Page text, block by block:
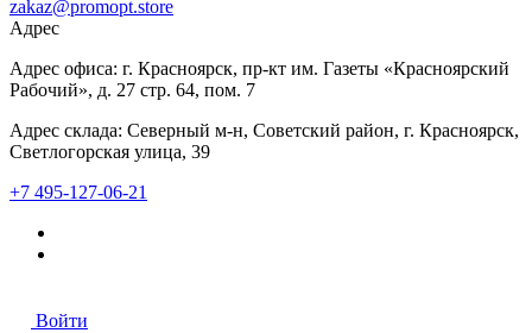
zakaz@promopt.store
Адрес
Адрес офиса: г. Красноярск, пр-кт им. Газеты «Красноярский
Рабочий», д. 27 стр. 64, пом. 7
Адрес склада: Северный м-н, Советский район, г. Красноярск,
Светлогорская улица, 39
+7 495-127-06-21
Войти